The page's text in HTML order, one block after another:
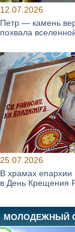
12.07.2026
Петр — камень
похвала
25.07.2026
В храмах епархии
в День Крещения
МОЛОДЕЖНЫЙ